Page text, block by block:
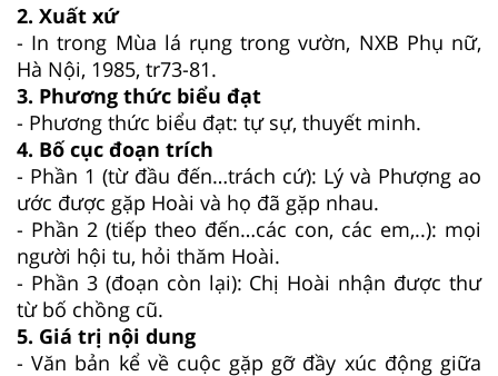
2. Xuất xứ
- In trong Mùa lá rụng trong vườn, NXB Phụ nữ,
Hà Nội, 1985, tr73-81.
3. Phương thức biểu đạt
- Phương thức biểu đạt: tự sự, thuyết minh.
4. Bố cục đoạn trích
- Phần 1 (từ đầu đến…trách cứ): Lý và Phượng ao
ước được gặp Hoài và họ đã gặp nhau.
- Phần 2 (tiếp theo đến…các con, các em,..): mọi
người hội tu, hỏi thăm Hoài.
- Phần 3 (đoạn còn lại): Chị Hoài nhận được thư
từ bố chồng cũ.
5. Giá trị nội dung
- Văn bản kể về cuộc gặp gỡ đầy xúc động giữa